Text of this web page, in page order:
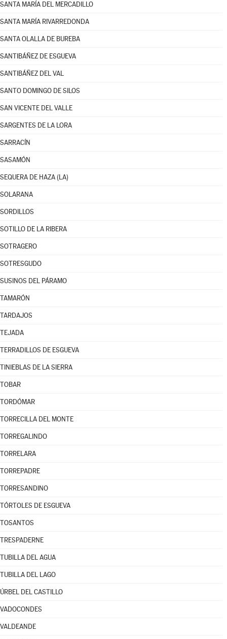
SANTA MARÍA DEL MERCADILLO
SANTA MARÍA RIVARREDONDA
SANTA OLALLA DE BUREBA
SANTIBÁÑEZ DE ESGUEVA
SANTIBÁÑEZ DEL VAL
SANTO DOMINGO DE SILOS
SAN VICENTE DEL VALLE
SARGENTES DE LA LORA
SARRACÍN
SASAMÓN
SEQUERA DE HAZA (LA)
SOLARANA
SORDILLOS
SOTILLO DE LA RIBERA
SOTRAGERO
SOTRESGUDO
SUSINOS DEL PÁRAMO
TAMARÓN
TARDAJOS
TEJADA
TERRADILLOS DE ESGUEVA
TINIEBLAS DE LA SIERRA
TOBAR
TORDÓMAR
TORRECILLA DEL MONTE
TORREGALINDO
TORRELARA
TORREPADRE
TORRESANDINO
TÓRTOLES DE ESGUEVA
TOSANTOS
TRESPADERNE
TUBILLA DEL AGUA
TUBILLA DEL LAGO
ÚRBEL DEL CASTILLO
VADOCONDES
VALDEANDE